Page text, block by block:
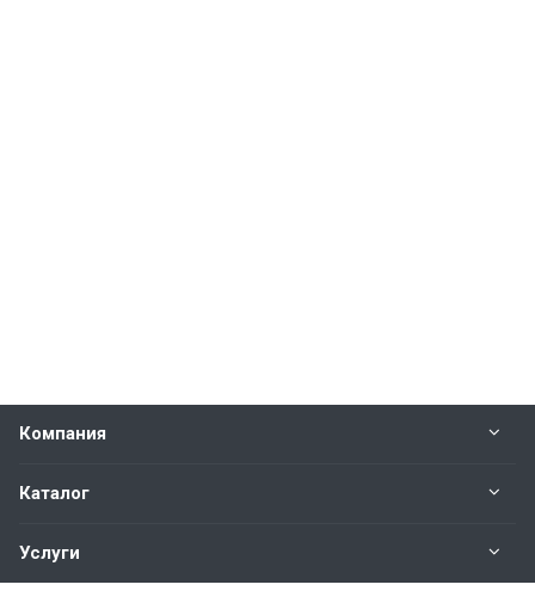
Компания
Каталог
Услуги